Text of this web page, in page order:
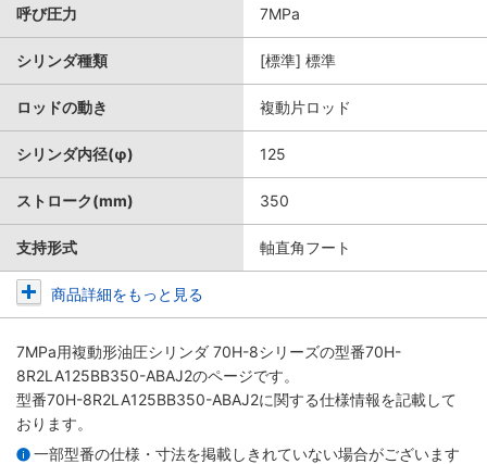
呼び圧力 7MPa
シリンダ種類 [標準] 標準
ロッドの動き 複動片ロッド
シリンダ内径(φ) 125
ストローク(mm) 350
支持形式 軸直角フート
商品詳細をもっと見る
7MPa用複動形油圧シリンダ 70H-8シリーズの型番70H-
8R2LA125BB350-ABAJ2のページです。
型番70H-8R2LA125BB350-ABAJ2に関する仕様情報を記載して
おります。
一部型番の仕様・寸法を掲載しきれていない場合がございます